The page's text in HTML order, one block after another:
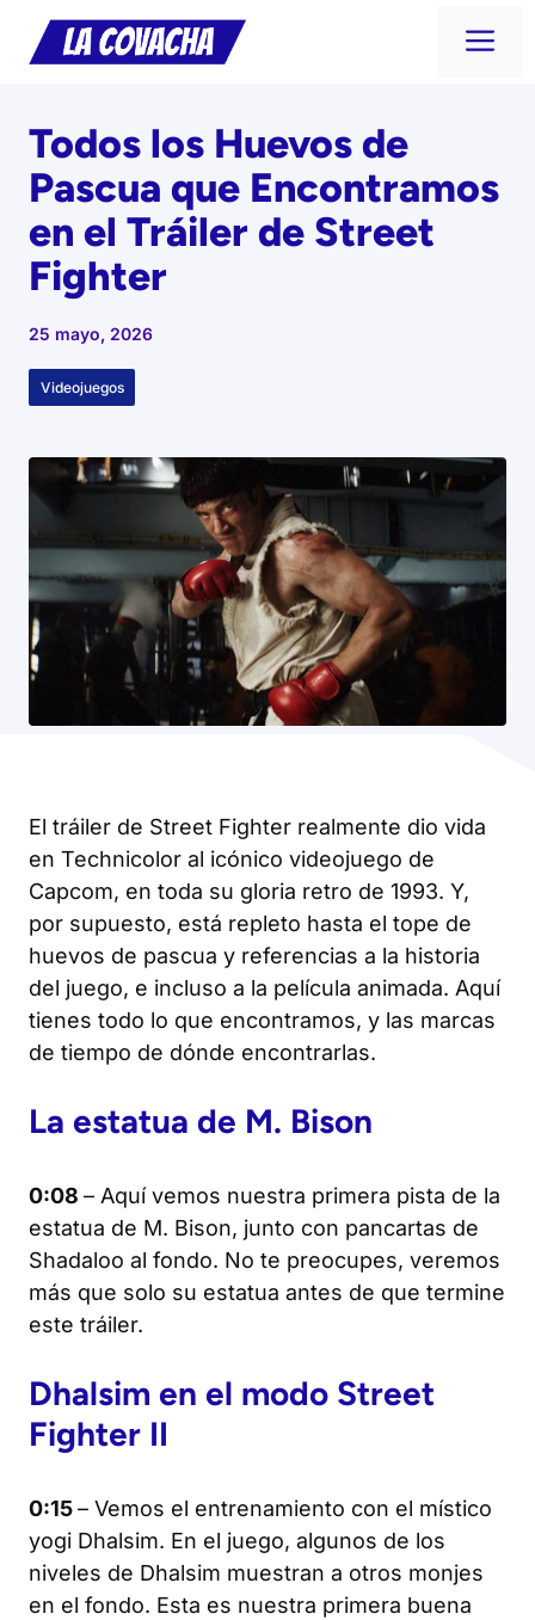
Saltar
Todos los Huevos de
Pascua que Encontramos
en el Tráiler de Street
Fighter
25 mayo, 2026
Videojuegos
El tráiler de Street Fighter realmente dio vida
en Technicolor al icónico videojuego de
Capcom, en toda su gloria retro de 1993. Y,
por supuesto, está repleto hasta el tope de
huevos de pascua y referencias a la historia
del juego, e incluso a la película animada. Aquí
tienes todo lo que encontramos, y las marcas
de tiempo de dónde encontrarlas.
La estatua de M. Bison
0:08 – Aquí vemos nuestra primera pista de la
estatua de M. Bison, junto con pancartas de
Shadaloo al fondo. No te preocupes, veremos
más que solo su estatua antes de que termine
este tráiler.
Dhalsim en el modo Street
Fighter II
0:15– Vemos el entrenamiento con el místico
yogi Dhalsim. En el juego, algunos de los
niveles de Dhalsim muestran a otros monjes
en el fondo. Esta es nuestra primera buena